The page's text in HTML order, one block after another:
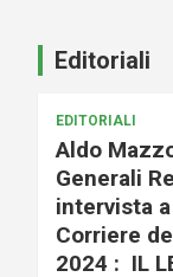
Editoriali
EDITORIALI
Aldo
Generali
intervista
Corriere
2024 : IL